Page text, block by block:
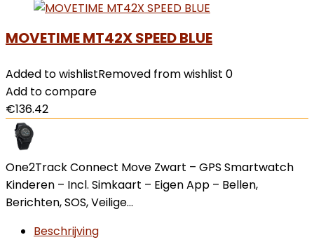
MOVETIME MT42X SPEED BLUE
Added to wishlistRemoved from wishlist 0
Add to compare
€136.42
One2Track Connect Move Zwart – GPS Smartwatch
Kinderen – Incl. Simkaart – Eigen App – Bellen,
Berichten, SOS, Veilige…
Beschrijving